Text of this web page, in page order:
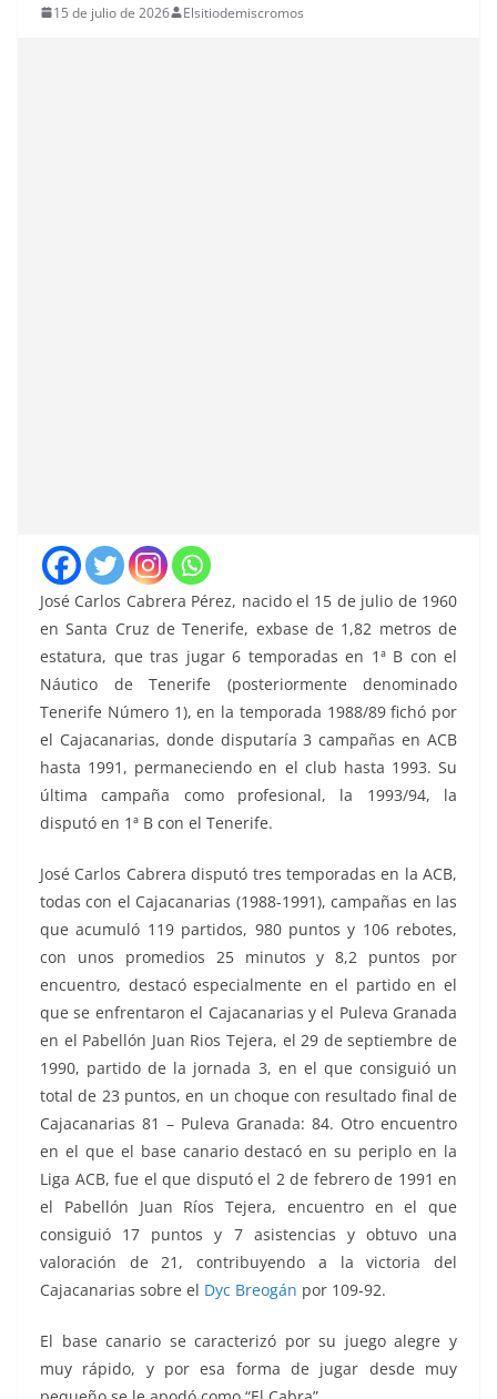
15 de julio de 2026 Elsitiodemiscromos
José Carlos Cabrera Pérez, nacido el 15 de julio de 1960
en Santa Cruz de Tenerife, exbase de 1,82 metros de
estatura, que tras jugar 6 temporadas en 1ª B con el
Náutico de Tenerife (posteriormente denominado
Tenerife Número 1), en la temporada 1988/89 fichó por
el Cajacanarias, donde disputaría 3 campañas en ACB
hasta 1991, permaneciendo en el club hasta 1993. Su
última campaña como profesional, la 1993/94, la
disputó en 1ª B con el Tenerife.
José Carlos Cabrera disputó tres temporadas en la ACB,
todas con el Cajacanarias (1988-1991), campañas en las
que acumuló 119 partidos, 980 puntos y 106 rebotes,
con unos promedios 25 minutos y 8,2 puntos por
encuentro, destacó especialmente en el partido en el
que se enfrentaron el Cajacanarias y el Puleva Granada
en el Pabellón Juan Rios Tejera, el 29 de septiembre de
1990, partido de la jornada 3, en el que consiguió un
total de 23 puntos, en un choque con resultado final de
Cajacanarias 81 – Puleva Granada: 84. Otro encuentro
en el que el base canario destacó en su periplo en la
Liga ACB, fue el que disputó el 2 de febrero de 1991 en
el Pabellón Juan Ríos Tejera, encuentro en el que
consiguió 17 puntos y 7 asistencias y obtuvo una
valoración de 21, contribuyendo a la victoria del
Cajacanarias sobre el Dyc Breogán por 109-92.
El base canario se caracterizó por su juego alegre y
muy rápido, y por esa forma de jugar desde muy